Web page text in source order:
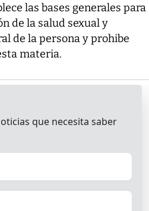
las bases generales para
de la salud sexual y
de la persona y prohibe
materia.